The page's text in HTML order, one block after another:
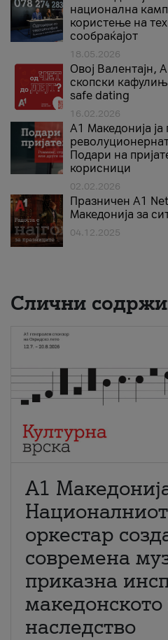
национална
користење на
сообраќајот
18.05.2026
Овој Валентајн,
скопски
safe dating
16.02.2026
А1 Македонија ја
Подари на
корисници
02.02.2026
Празничен A1
Македонија за
04.12.2025
Слични
А1
оркестар
современа
приказна
македонското
наследство